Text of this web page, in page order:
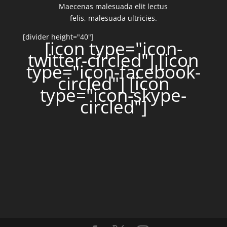
Maecenas malesuada elit lectus
felis, malesuada ultricies.
[divider height="40"]
[icon type="icon-
twitter-circled"][icon
type="icon-facebook-
circled"] [icon
type="icon-skype-
circled"]